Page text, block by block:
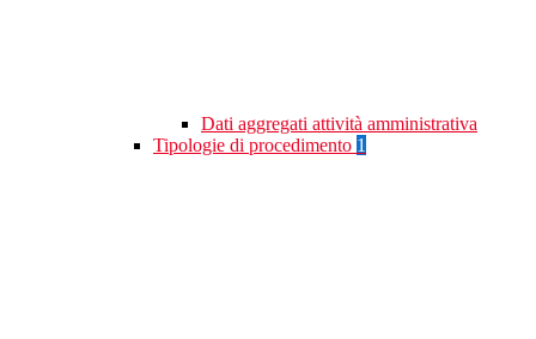
Dati aggregati attività amministrativa
Tipologie di procedimento 1